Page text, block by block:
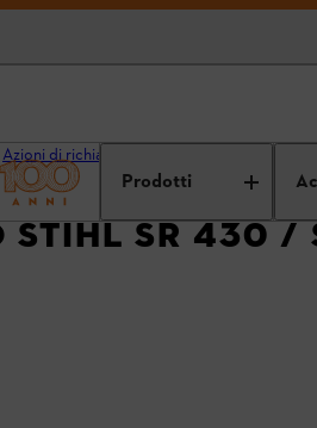
Prodotti
Azioni di richiamo
STIHL SR 430 /